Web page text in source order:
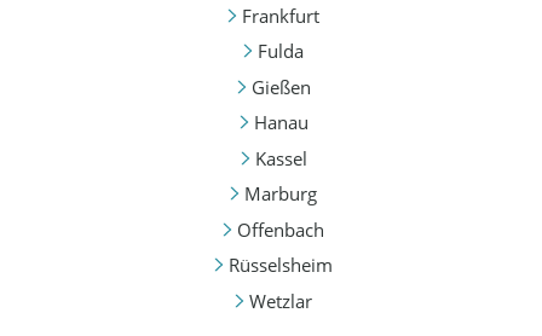
Frankfurt
Fulda
Gießen
Hanau
Kassel
Marburg
Offenbach
Rüsselsheim
Wetzlar